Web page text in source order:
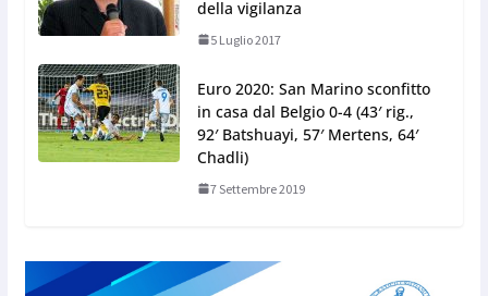
della vigilanza
5 Luglio 2017
Euro 2020: San Marino sconfitto
in casa dal Belgio 0-4 (43′ rig.,
92′ Batshuayi, 57′ Mertens, 64′
Chadli)
7 Settembre 2019